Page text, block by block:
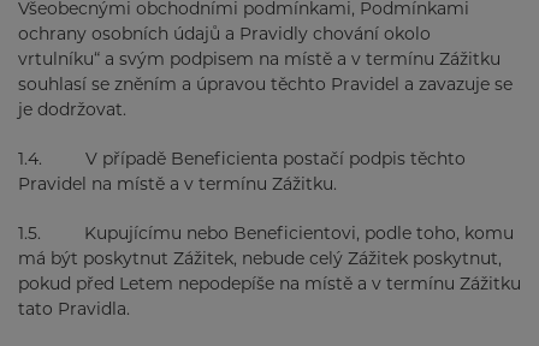
Všeobecnými obchodními podmínkami, Podmínkami
ochrany osobních údajů a Pravidly chování okolo
vrtulníku“ a svým podpisem na místě a v termínu Zážitku
souhlasí se zněním a úpravou těchto Pravidel a zavazuje se
je dodržovat.
1.4. V případě Beneficienta postačí podpis těchto
Pravidel na místě a v termínu Zážitku.
1.5. Kupujícímu nebo Beneficientovi, podle toho, komu
má být poskytnut Zážitek, nebude celý Zážitek poskytnut,
pokud před Letem nepodepíše na místě a v termínu Zážitku
tato Pravidla.